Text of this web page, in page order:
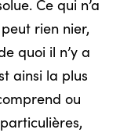
Ce qui n’a
rien nier,
quoi il n’y a
ainsi la plus
ou